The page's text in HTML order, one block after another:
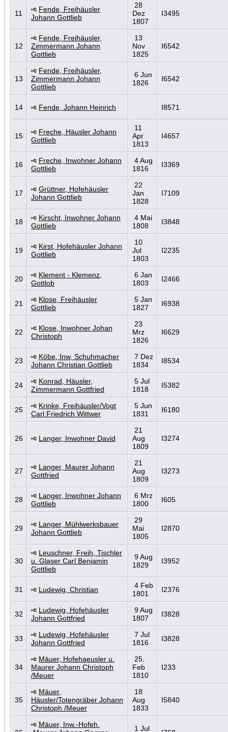
11
Fende, Freihäusler
Johann Gottlieb
28
Dez
1807
I3495
12
Fende, Freihäusler,
Zimmermann Johann
Gottlieb
13
Nov
1825
I6542
13
Fende, Freihäusler,
Zimmermann Johann
Gottlieb
6 Jun
1826
I6542
14 Fende, Johann Heinrich I8571
15
Freche, Häusler Johann
Gottlieb
11
Apr
1813
I4657
16
Freche, Inwohner Johann
Gottlieb
4 Aug
1816
I3369
17
Grüttner, Hofehäusler
Johann Gottlieb
22
Jan
1828
I7109
18
Kirscht, Inwohner Johann
Gottlieb
4 Mai
1808
I3848
19
Kirst, Hofehäusler Johann
Gottlieb
10
Jul
1803
I2235
20
Klement - Klemenz,
Gottlob
6 Jan
1803
I2466
21
Klose, Freihäusler
Gottlieb
5 Jan
1827
I6938
22
Klose, Inwohner Johan
Christoph
23
Mrz
1826
I6629
23
Köbe, Inw, Schuhmacher
Johann Christian Gottlieb
7 Dez
1834
I8534
24
Konrad, Häusler,
Zimmermann Gottfried
5 Jul
1818
I5382
25
Krinke, Freihäusler/Vogt
Carl Friedrich Wittwer
5 Jun
1831
I6180
26 Langer, Inwohner David
21
Aug
1809
I3274
27
Langer, Maurer Johann
Gottfried
21
Aug
1809
I3273
28
Langer, Inwohner Johann
Gottlieb
6 Mrz
1800
I605
29
Langer, Mühlwerksbauer
Johann Gottlieb
29
Mai
1805
I2870
30
Leuschner, Freih, Tischler
u. Glaser Carl Benjamin
Gottlieb
9 Aug
1829
I3952
31 Ludewig, Christian
4 Feb
1801
I2376
32
Ludewig, Hofehäusler
Johann Gottfried
9 Aug
1807
I3828
33
Ludewig, Hofehäusler
Johann Gottfried
7 Jul
1816
I3828
34
Mäuer, Hofehaeusler u.
Maurer Johann Christoph
/Meuer
25.
Feb
1810
I233
35
Mäuer,
Häusler/Totengräber Johann
Christoph /Meuer
18
Aug
1833
I5840
Mäuer, Inw.-Hofeh.
1 Jul